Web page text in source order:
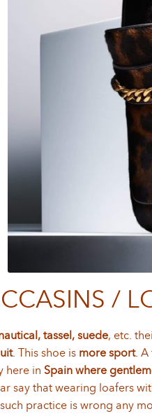
/
tassel, suede, etc.
. This shoe is more sport. A
here in Spain where
say that wearing loafers
practice is wrong any